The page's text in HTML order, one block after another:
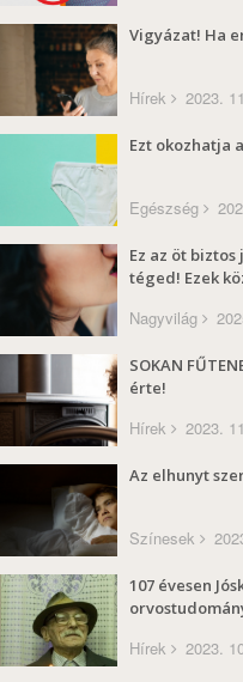
Vigyázat! Ha
Hírek 2023.
Ezt okozhatja
Egészség
Ez az öt
téged! Ezek
Nagyvilág
SOKAN
érte!
Hírek 2023.
Az elhunyt
Színesek
107 évesen
Hírek 2023.